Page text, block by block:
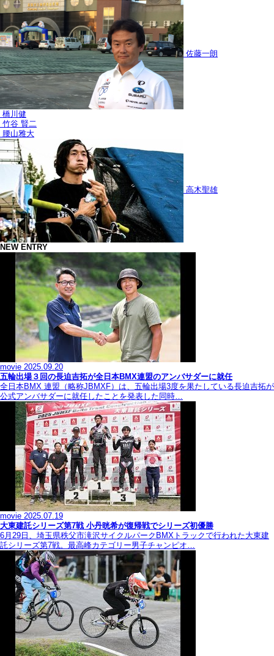
佐藤一朗
橋川健
竹谷 賢二
腰山雅大
高木聖雄
NEW ENTRY
movie 2025.09.20
五輪出場３回の長迫吉拓が全日本BMX連盟のアンバサダーに就任
全日本BMX 連盟（略称JBMXF）は、五輪出場3度を果たしている長迫吉拓が
公式アンバサダーに就任したことを発表した同時…
movie 2025.07.19
大東建託シリーズ第7戦 ⼩丹晄希が復帰戦でシリーズ初優勝
6月29日、埼玉県秩父市滝沢サイクルパークBMXトラックで行われた大東建
託シリーズ第7戦。最高峰カテゴリー男子チャンピオ…